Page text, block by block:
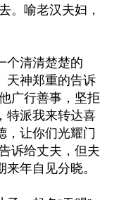
。喻老汉夫妇，
个清清楚楚的
天神郑重的告诉
广行善事，坚拒
特派我来转达喜
，让你们光耀门
诉给丈夫，但夫
年自见分晓。